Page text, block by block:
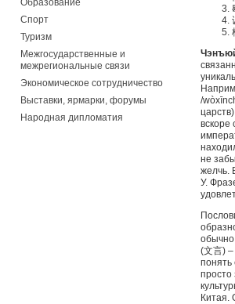
Образование
Спорт
Туризм
Межгосударственные и
межрегиональные связи
Экономическое сотрудничество
Выставки, ярмарки, форумы
Народная дипломатия
/
вскоре
не
желчь.
У.
обычно
(文言)
понять
просто
Китая.